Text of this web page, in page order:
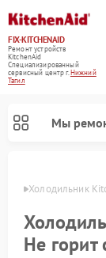
FIX-KITCHENAID
Ремонт устройств
KitchenAid
Специализированный
cервисный центр г.Нижний
Тагил
Мы
Холодильник
Не горит